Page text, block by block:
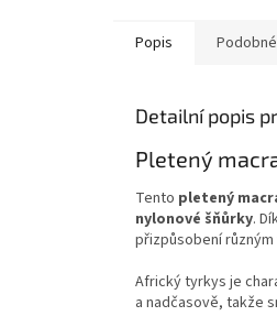
Popis
Detailní popis
Pletený
Tento pletený
nylonové šňůrky.
přizpůsobení
Africký tyrkys je
a nadčasově, takže